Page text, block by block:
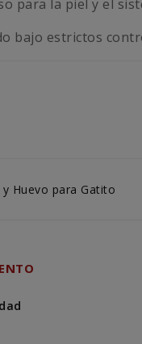
para la piel y el
bajo estrictos
y Huevo para Gatito